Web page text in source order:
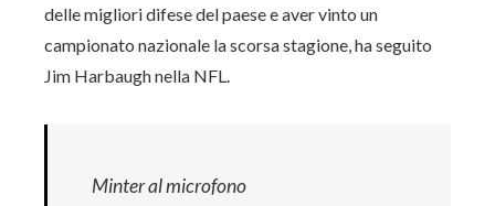
delle migliori difese del paese e aver vinto un
campionato nazionale la scorsa stagione, ha seguito
Jim Harbaugh nella NFL.
Minter al microfono